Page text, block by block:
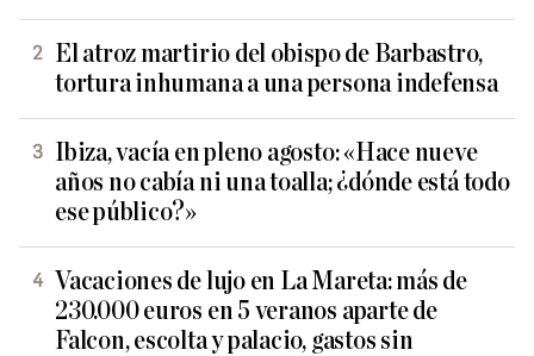
El atroz martirio del obispo de Barbastro,
tortura inhumana a una persona indefensa
Ibiza, vacía en pleno agosto: «Hace nueve
años no cabía ni una toalla; ¿dónde está todo
ese público?»
Vacaciones de lujo en La Mareta: más de
230.000 euros en 5 veranos aparte de
Falcon, escolta y palacio, gastos sin